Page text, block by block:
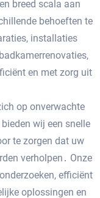
breed scala aan
behoeften te
installaties
en met zorg uit
op onverwachte
wij een snelle
te zorgen dat uw
verholpen․ Onze
efficiënt
oplossingen en